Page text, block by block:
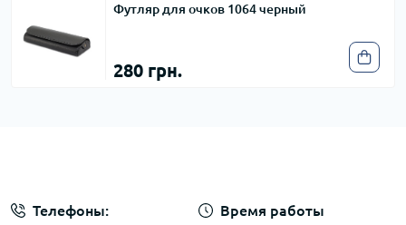
Футляр для очков 1064 черный
280 грн.
Телефоны: Время работы